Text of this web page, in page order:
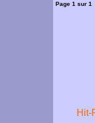
Page 1 sur 1